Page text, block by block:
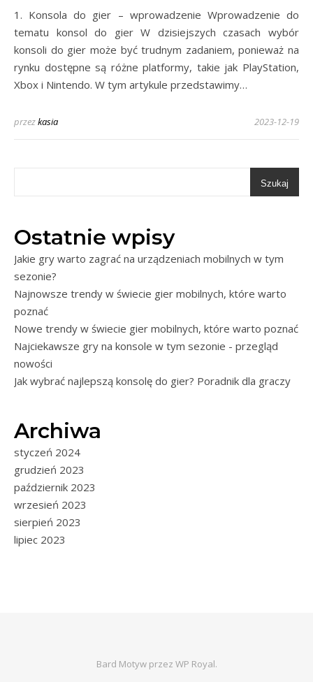
1. Konsola do gier – wprowadzenie Wprowadzenie do
tematu konsol do gier W dzisiejszych czasach wybór
konsoli do gier może być trudnym zadaniem, ponieważ na
rynku dostępne są różne platformy, takie jak PlayStation,
Xbox i Nintendo. W tym artykule przedstawimy…
przezkasia 2023-12-19
Szukaj
Ostatnie wpisy
Jakie gry warto zagrać na urządzeniach mobilnych w tym
sezonie?
Najnowsze trendy w świecie gier mobilnych, które warto
poznać
Nowe trendy w świecie gier mobilnych, które warto poznać
Najciekawsze gry na konsole w tym sezonie - przegląd
nowości
Jak wybrać najlepszą konsolę do gier? Poradnik dla graczy
Archiwa
styczeń 2024
grudzień 2023
październik 2023
wrzesień 2023
sierpień 2023
lipiec 2023
Bard Motyw przez WP Royal.